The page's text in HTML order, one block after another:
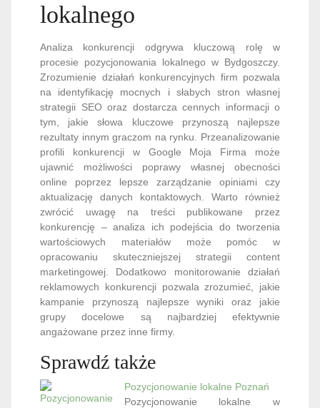
lokalnego
Analiza konkurencji odgrywa kluczową rolę w
procesie pozycjonowania lokalnego w Bydgoszczy.
Zrozumienie działań konkurencyjnych firm pozwala
na identyfikację mocnych i słabych stron własnej
strategii SEO oraz dostarcza cennych informacji o
tym, jakie słowa kluczowe przynoszą najlepsze
rezultaty innym graczom na rynku. Przeanalizowanie
profili konkurencji w Google Moja Firma może
ujawnić możliwości poprawy własnej obecności
online poprzez lepsze zarządzanie opiniami czy
aktualizację danych kontaktowych. Warto również
zwrócić uwagę na treści publikowane przez
konkurencję – analiza ich podejścia do tworzenia
wartościowych materiałów może pomóc w
opracowaniu skuteczniejszej strategii content
marketingowej. Dodatkowo monitorowanie działań
reklamowych konkurencji pozwala zrozumieć, jakie
kampanie przynoszą najlepsze wyniki oraz jakie
grupy docelowe są najbardziej efektywnie
angażowane przez inne firmy.
Sprawdź także
Pozycjonowanie lokalne Poznań
Pozycjonowanie lokalne w